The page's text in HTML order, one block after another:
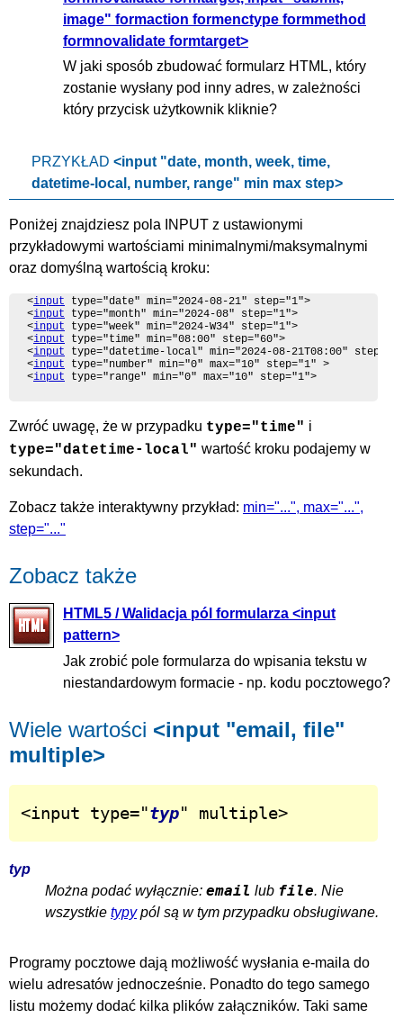
image" formaction formenctype formmethod
formnovalidate formtarget>
W jaki sposób zbudować formularz HTML, który
zostanie wysłany pod inny adres, w zależności
który przycisk użytkownik kliknie?
PRZYKŁAD <input "date, month, week, time,
datetime-local, number, range" min max step>
Poniżej znajdziesz pola INPUT z ustawionymi
przykładowymi wartościami minimalnymi/maksymalnymi
oraz domyślną wartością kroku:
<input type="date" min="2024-08-21" step="1">
<input type="month" min="2024-08" step="1">
<input type="week" min="2024-W34" step="1">
<input type="time" min="08:00" step="60">
<input type="datetime-local" min="2024-08-21T08:00"
<input type="number" min="0" max="10" step="1" >
<input type="range" min="0" max="10" step="1">
Zwróć uwagę, że w przypadku type="time" i
type="datetime-local" wartość kroku podajemy w
sekundach.
Zobacz także interaktywny przykład: min="...", max="...",
step="..."
Zobacz także
HTML5 / Walidacja pól formularza <input
pattern>
Jak zrobić pole formularza do wpisania tekstu w
niestandardowym formacie - np. kodu pocztowego?
Wiele wartości <input "email, file"
multiple>
<input type="typ" multiple>
typ
Można podać wyłącznie: email lub file. Nie
wszystkie typypól są w tym przypadku obsługiwane.
Programy pocztowe dają możliwość wysłania e-maila do
wielu adresatów jednocześnie. Ponadto do tego samego
listu możemy dodać kilka plików załączników. Taki same